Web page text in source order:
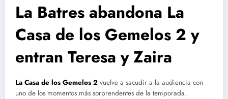
La Batres abandona La
Casa de los Gemelos 2 y
entran Teresa y Zaira
La Casa de los Gemelos 2 vuelve a sacudir a la audiencia con
uno de los momentos más sorprendentes de la temporada.